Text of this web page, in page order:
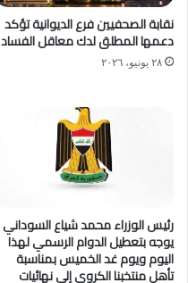
نقابة الصحفيين فرع الديوانية تؤكد
دعمها المطلق لدك معاقل الفساد
٢٨ يونيو، ٢٠٢٦
رئيس الوزراء محمد شياع السوداني
يوجه بتعطيل الدوام الرسمي لهذا
اليوم ويوم غد الخميس بمناسبة
تأهل منتخبنا الكروي إلى نهائيات